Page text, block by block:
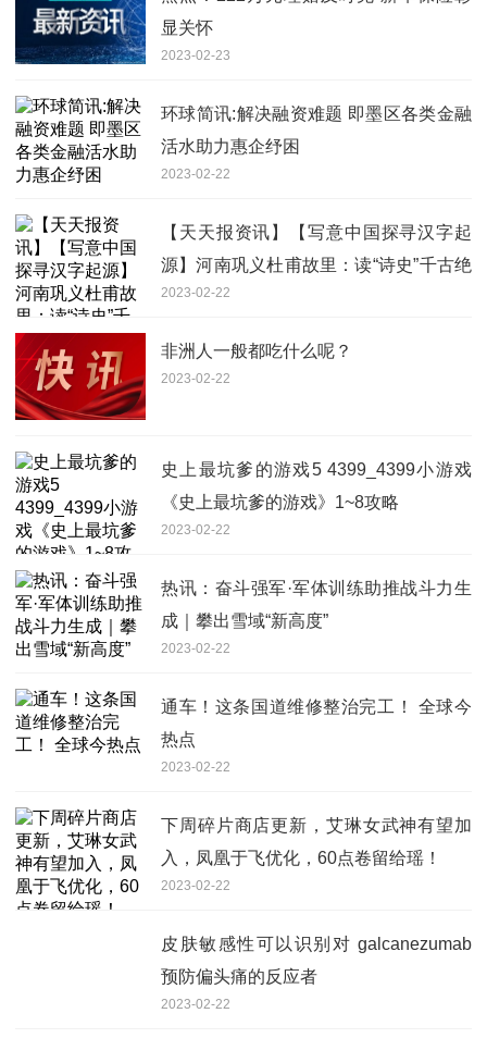
显关怀
2023-02-23
环球简讯:解决融资难题 即墨区各类金融
活水助力惠企纾困
2023-02-22
【天天报资讯】【写意中国探寻汉字起
源】河南巩义杜甫故里：读“诗史”千古绝
唱 思“诗圣”高尚情操
2023-02-22
非洲人一般都吃什么呢？
2023-02-22
史上最坑爹的游戏5 4399_4399小游戏
《史上最坑爹的游戏》1~8攻略
2023-02-22
热讯：奋斗强军·军体训练助推战斗力生
成｜攀出雪域“新高度”
2023-02-22
通车！这条国道维修整治完工！ 全球今
热点
2023-02-22
下周碎片商店更新，艾琳女武神有望加
入，凤凰于飞优化，60点卷留给瑶！
2023-02-22
皮肤敏感性可以识别对 galcanezumab
预防偏头痛的反应者
2023-02-22